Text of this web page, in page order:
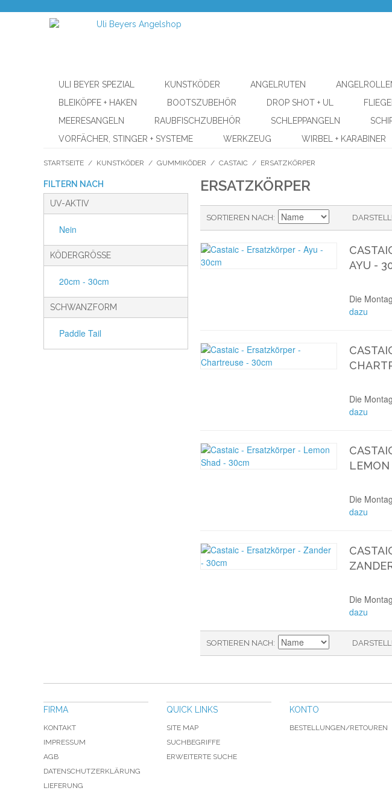
ULI BEYER SPEZIAL KUNSTKÖDER ANGELRUTEN
BLEIKÖPFE + HAKEN
BOOTSZUBEHÖR DROP SHOT + UL
MEERESANGELN
RAUBFISCHZUBEHÖR SCHLEPPANGELN
VORFÄCHER, STINGER + SYSTEME
WERKZEUG WIRBEL + KARABINER
STARTSEITE / KUNSTKÖDER / GUMMIKÖDER / CASTAIC / ERSATZKÖRPER
FILTERN NACH
UV-AKTIV
Nein
KÖDERGRÖSSE
20cm - 30cm
SCHWANZFORM
Paddle Tail
ERSATZKÖRPER
SORTIEREN NACH
AYU -
Die
dazu
Die
dazu
Die
dazu
Die
dazu
SORTIEREN NACH
FIRMA
KONTAKT
IMPRESSUM
AGB
DATENSCHUTZERKLÄRUNG
LIEFERUNG
QUICK LINKS
SITE MAP
SUCHBEGRIFFE
ERWEITERTE SUCHE
KONTO
BESTELLUNGEN/RETOUREN